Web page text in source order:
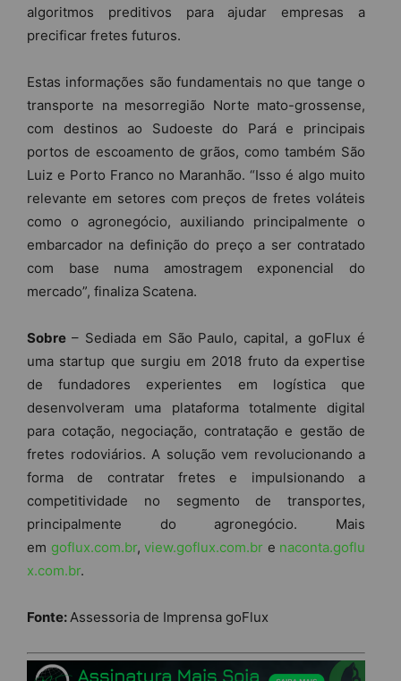
algoritmos preditivos para ajudar empresas a
precificar fretes futuros.
Estas informações são fundamentais no que tange o
transporte na mesorregião Norte mato-grossense,
com destinos ao Sudoeste do Pará e principais
portos de escoamento de grãos, como também São
Luiz e Porto Franco no Maranhão. “Isso é algo muito
relevante em setores com preços de fretes voláteis
como o agronegócio, auxiliando principalmente o
embarcador na definição do preço a ser contratado
com base numa amostragem exponencial do
mercado”, finaliza Scatena.
Sobre – Sediada em São Paulo, capital, a goFlux é
uma startup que surgiu em 2018 fruto da expertise
de fundadores experientes em logística que
desenvolveram uma plataforma totalmente digital
para cotação, negociação, contratação e gestão de
fretes rodoviários. A solução vem revolucionando a
forma de contratar fretes e impulsionando a
competitividade no segmento de transportes,
principalmente do agronegócio. Mais
em goflux.com.br, view.goflux.com.br e naconta.goflu
x.com.br.
Fonte: Assessoria de Imprensa goFlux